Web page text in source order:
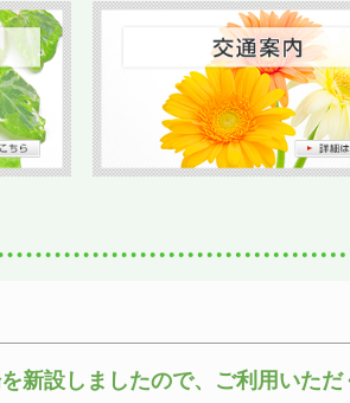
新設しましたので、ご利用 いただ